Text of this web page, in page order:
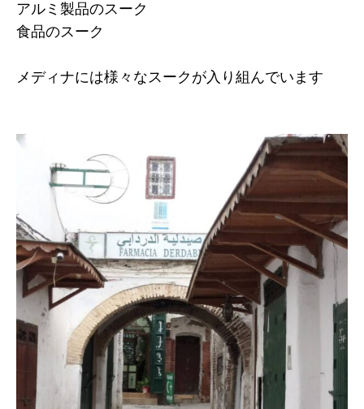
アルミ製品のスーク
食品のスーク
メディナには様々なスークが入り組んでいます